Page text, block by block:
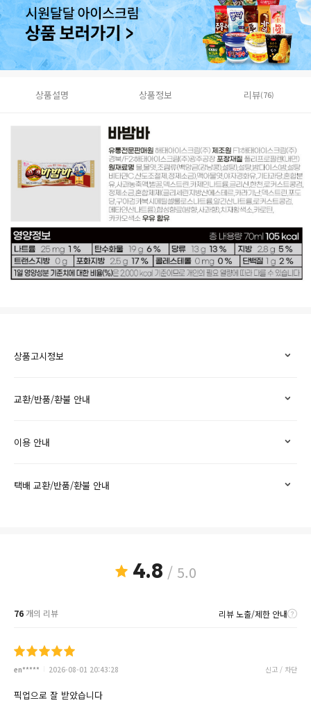
상품설명 상품정보 리뷰(76)
상품고시정보
교환/반품/환불 안내
이용 안내
택배 교환/반품/환불 안내
4.8 / 5.0
76개의 리뷰 리뷰 노출/제한 안내
en***** 2026-08-01 20:43:28 신고 / 차단
픽업으로 잘 받았습니다